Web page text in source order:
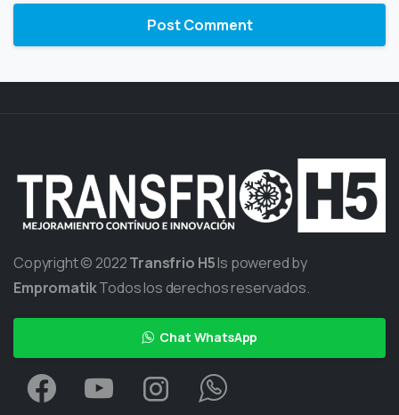
Copyright © 2022Transfrio H5Is powered by
EmpromatikTodos los derechos reservados.
Chat WhatsApp